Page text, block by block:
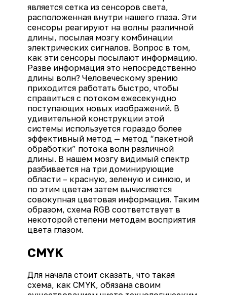
является сетка из сенсоров света,
расположенная внутри нашего глаза. Эти
сенсоры реагируют на волны различной
длины, посылая мозгу комбинации
электрических сигналов. Вопрос в том,
как эти сенсоры посылают информацию.
Разве информация это непосредственно
длины волн? Человеческому зрению
приходится работать быстро, чтобы
справиться с потоком ежесекундно
поступающих новых изображений. В
удивительной конструкции этой
системы используется гораздо более
эффективный метод — метод “пакетной
обработки” потока волн различной
длины. В нашем мозгу видимый спектр
разбивается на три доминирующие
области – красную, зеленую и синюю, и
по этим цветам затем вычисляется
совокупная цветовая информация. Таким
образом, схема RGB соответствует в
некоторой степени методам восприятия
цвета глазом.
CMYK
Для начала стоит сказать, что такая
схема, как CMYK, обязана своим